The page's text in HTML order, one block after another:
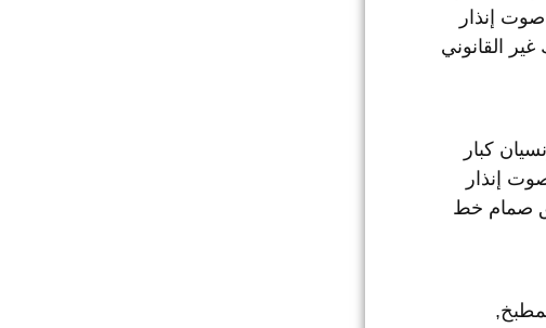
إنذار
القانوني
كبار
إنذار
صمام خط